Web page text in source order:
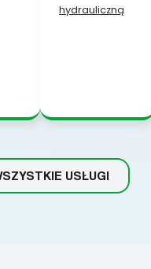
hydrauliczną
USŁUGI